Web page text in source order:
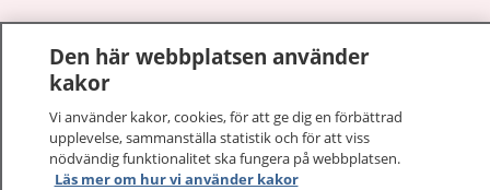
1177 på flera språk
Om 1177
Kontakt
Den här webbplatsen använder
kakor
Vi använder kakor, cookies, för att ge dig en förbättrad
upplevelse, sammanställa statistik och för att viss
nödvändig funktionalitet ska fungera på webbplatsen.
Läs mer om hur vi använder kakor